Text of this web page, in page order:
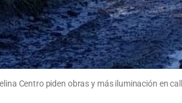
Centro piden obras y más iluminación en